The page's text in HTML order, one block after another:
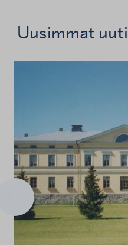
Uusimmat
Edellinen